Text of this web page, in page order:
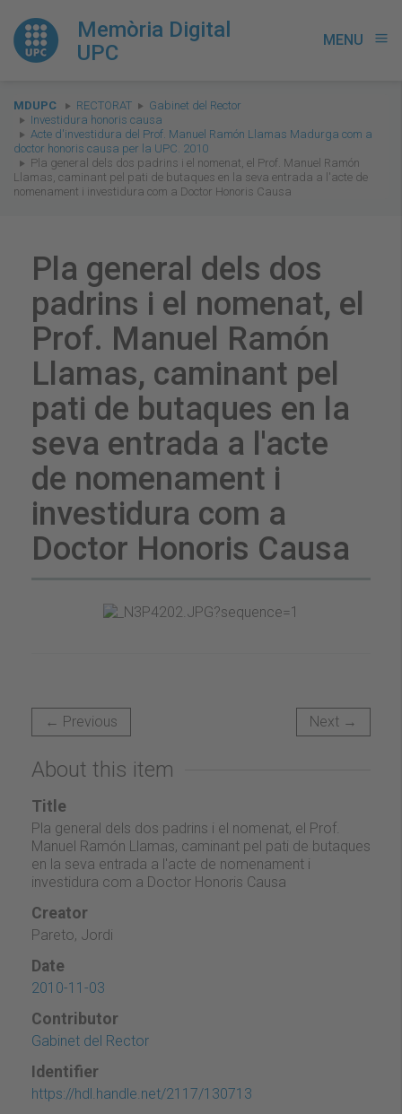
Memòria Digital
UPC
MENU menu
You
are
here:
MDUPC RECTORAT
Gabinet del Rector
Investidura honoris causa
Acte d'investidura del Prof. Manuel Ramón Llamas Madurga com a
doctor honoris causa per la UPC. 2010
Pla general dels dos padrins i el nomenat, el Prof. Manuel Ramón
Llamas, caminant pel pati de butaques en la seva entrada a l'acte de
nomenament i investidura com a Doctor Honoris Causa
Pla general dels dos
padrins i el nomenat, el
Prof. Manuel Ramón
Llamas, caminant pel
pati de butaques en la
seva entrada a l'acte
de nomenament i
investidura com a
Doctor Honoris Causa
← Previous Next →
About this item
Title
Pla general dels dos padrins i el nomenat, el Prof.
Manuel Ramón Llamas, caminant pel pati de butaques
en la seva entrada a l'acte de nomenament i
investidura com a Doctor Honoris Causa
Creator
Pareto, Jordi
Date
2010-11-03
Contributor
Gabinet del Rector
Identifier
https://hdl.handle.net/2117/130713